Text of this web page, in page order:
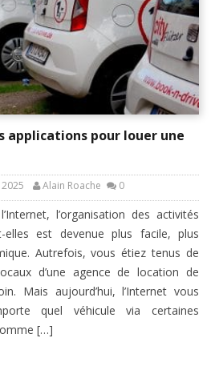
applications pour louer une
Alain Roache 0
l’organisation des activités
elles est devenue plus facile, plus
Autrefois, vous étiez tenus de
d’une agence de location de
Mais aujourd’hui, l’Internet vous
quel véhicule via certaines
[…]